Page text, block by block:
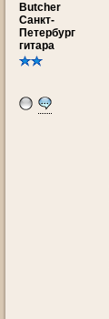
Butcher
Санкт-
Петербург
гитара